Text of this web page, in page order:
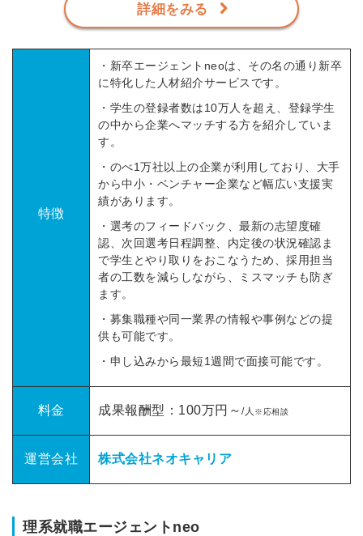
詳細をみる
特徴
・新卒エージェントneoは、その名の通り新卒
に特化した人材紹介サービスです。
・学生の登録者数は10万人を超え、登録学生
の中から企業へマッチする方を紹介していま
す。
・のべ1万社以上の企業が利用しており、大手
から中小・ベンチャー企業など幅広い支援実
績があります。
・選考のフィードバック、最新の志望度確
認、次回選考日程調整、内定後の状況確認ま
で学生とやり取りをおこなうため、採用担当
者の工数を減らしながら、ミスマッチも防ぎ
ます。
・募集職種や同一業界の情報や事例などの提
供も可能です。
・申し込みから最短1週間で面接可能です。
料金 成果報酬型：100万円～ /人 ※応相談
運営会社 株式会社ネオキャリア
理系就職エージェントneo